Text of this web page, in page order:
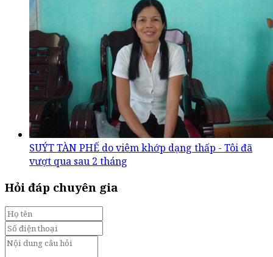
SUÝT TÀN PHẾ do viêm khớp dạng thấp - Tôi đã
vượt qua sau 2 tháng
Hỏi đáp chuyên gia